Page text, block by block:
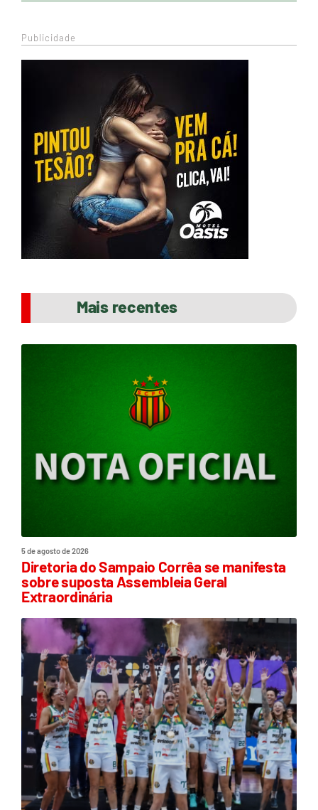
Publicidade
Mais recentes
5 de agosto de 2026
Diretoria do Sampaio Corrêa se manifesta
sobre suposta Assembleia Geral
Extraordinária